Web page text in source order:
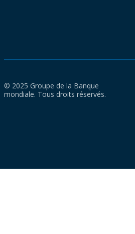
© 2025 Groupe de la Banque
mondiale. Tous droits réservés.